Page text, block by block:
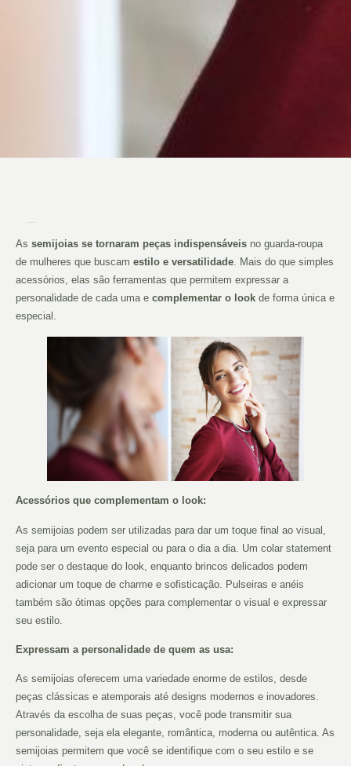
As semijoias se tornaram peças indispensáveis no guarda-roupa
de mulheres que buscam estilo e versatilidade. Mais do que simples
acessórios, elas são ferramentas que permitem expressar a
personalidade de cada uma e complementar o look de forma única e
especial.
Acessórios que complementam o look:
As semijoias podem ser utilizadas para dar um toque final ao visual,
seja para um evento especial ou para o dia a dia. Um colar statement
pode ser o destaque do look, enquanto brincos delicados podem
adicionar um toque de charme e sofisticação. Pulseiras e anéis
também são ótimas opções para complementar o visual e expressar
seu estilo.
Expressam a personalidade de quem as usa:
As semijoias oferecem uma variedade enorme de estilos, desde
peças clássicas e atemporais até designs modernos e inovadores.
Através da escolha de suas peças, você pode transmitir sua
personalidade, seja ela elegante, romântica, moderna ou autêntica. As
semijoias permitem que você se identifique com o seu estilo e se